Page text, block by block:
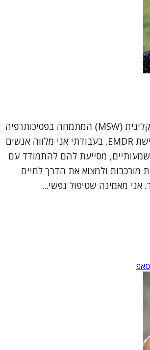
שמי שרון פיט, עו"ס קלינית (MSW) המתמחה בפסיכותרפיה
דינאמית ובטיפול בגישת EMDR. בעבודתי אני מלווה אנשים
מסייעת להם להתמודד עם
מורכבות ולמצוא את הדרך לחיים
אני מאמינה שטיפול נפשי...